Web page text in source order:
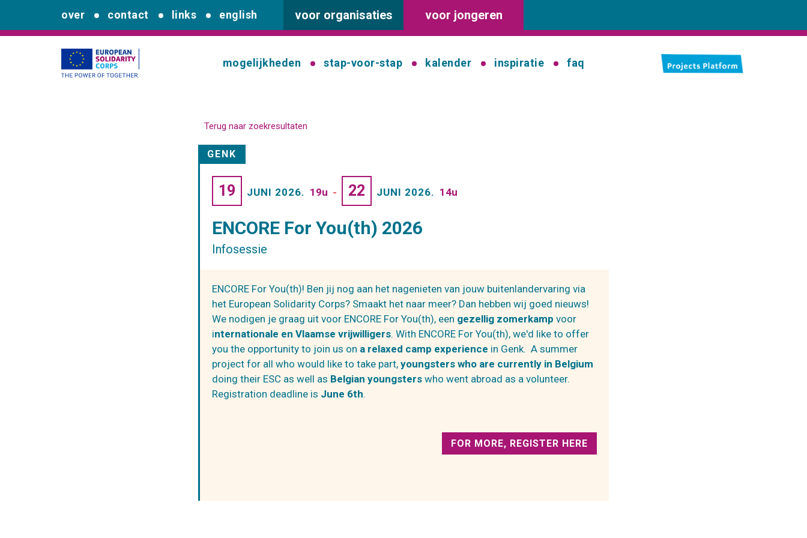
over contact links english voor organisaties voor jongeren
mogelijkheden stap-voor-stap kalender inspiratie faq
Terug naar zoekresultaten
GENK
19 JUNI 2026. 19u - 22 JUNI 2026. 14u
ENCORE For You(th) 2026
Infosessie
ENCORE For You(th)! Ben jij nog aan het nagenieten van jouw buitenlandervaring via
het European Solidarity Corps? Smaakt het naar meer? Dan hebben wij goed nieuws!
We nodigen je graag uit voor ENCORE For You(th), een gezellig zomerkamp voor
internationale en Vlaamse vrijwilligers. With ENCORE For You(th), we'd like to offer
you the opportunity to join us on a relaxed camp experience in Genk. A summer
project for all who would like to take part, youngsters who are currently in Belgium
doing their ESC as well as Belgian youngsters who went abroad as a volunteer.
Registration deadline is June 6th.
FOR MORE, REGISTER HERE